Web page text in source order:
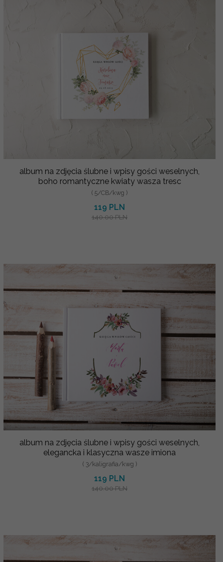
album na zdjęcia ślubne i wpisy gości weselnych,
boho romantyczne kwiaty wasza tresc
( 5/CB/kwg )
119 PLN
140.00 PLN
album na zdjęcia ślubne i wpisy gości weselnych,
elegancka i klasyczna wasze imiona
( 3/kaligrafia/kwg )
119 PLN
140.00 PLN